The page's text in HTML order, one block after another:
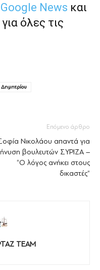
Google News και
όλες τις
Επόμενο άρθρο
Νικολάου απαντά για
βουλευτών ΣΥΡΙΖΑ –
“Ο λόγος ανήκει στους
δικαστές”
TEAM